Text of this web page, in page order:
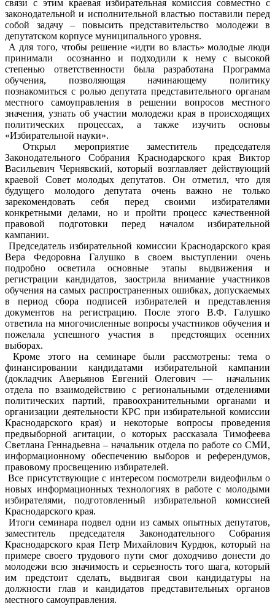
связи с этим краевая избирательная комиссия совместно с
законодательной и исполнительной властью поставили перед
собой задачу – повысить представительство молодежи в
депутатском корпусе муниципального уровня.
А для того, чтобы решение «идти во власть» молодые люди
принимали осознанно и подходили к нему с высокой
степенью ответственности была разработана Программа
обучения, позволяющая начинающему политику
познакомиться с ролью депутата представительного органам
местного самоуправления в решении вопросов местного
значения, узнать об участии молодежи края в происходящих
политических процессах, а также изучить основы
«Избирательной науки».
Открыл мероприятие заместитель председателя
Законодательного Собрания Краснодарского края Виктор
Васильевич Чернявский, который возглавляет действующий
краевой Совет молодых депутатов. Он отметил, что для
будущего молодого депутата очень важно не только
зарекомендовать себя перед своими избирателями
конкретными делами, но и пройти процесс качественной
правовой подготовки перед началом избирательной
кампании.
Председатель избирательной комиссии Краснодарского края
Вера Федоровна Галушко в своем выступлении очень
подробно осветила основные этапы выдвижения и
регистрации кандидатов, заострила внимание участников
обучения на самых распространенных ошибках, допускаемых
в период сбора подписей избирателей и представления
документов на регистрацию. После этого В.Ф. Галушко
ответила на многочисленные вопросы участников обучения и
пожелала успешного участия в предстоящих осенних
выборах.
Кроме этого на семинаре были рассмотрены: тема о
финансировании кандидатами избирательной кампании
(докладчик Аверьянов Евгений Олегович — начальник
отдела по взаимодействию с региональными отделениями
политических партий, правоохранительными органами и
организации деятельности КРС при избирательной комиссии
Краснодарского края) и некоторые вопросы проведения
предвыборной агитации, о которых рассказала Тимофеева
Светлана Геннадьевна – начальник отдела по работе со СМИ,
информационному обеспечению выборов и референдумов,
правовому просвещению избирателей.
Все присутствующие с интересом посмотрели видеофильм о
новых информационных технологиях в работе с молодыми
избирателями, подготовленный избирательной комиссией
Краснодарского края.
Итоги семинара подвел одни из самых опытных депутатов,
заместитель председателя Законодательного Собрания
Краснодарского края Петр Михайлович Курдюк, который на
примере своего трудового пути смог доходчиво донести до
молодежи всю значимость и серьезность того шага, который
им предстоит сделать, выдвигая свои кандидатуры на
должности глав и кандидатов представительных органов
местного самоуправления.